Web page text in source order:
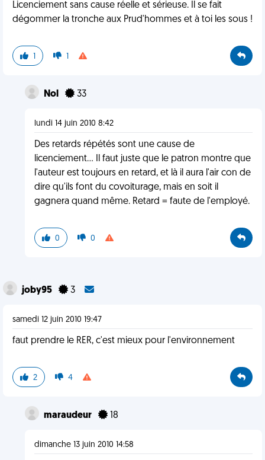
Licenciement sans cause réelle et sérieuse. Il se fait
dégommer la tronche aux Prud'hommes et à toi les sous !
1 1
Nol 33
lundi 14 juin 2010 8:42
Des retards répétés sont une cause de
licenciement... Il faut juste que le patron montre que
l'auteur est toujours en retard, et là il aura l'air con de
dire qu'ils font du covoiturage, mais en soit il
gagnera quand même. Retard = faute de l'employé.
0 0
joby95 3
samedi 12 juin 2010 19:47
faut prendre le RER, c'est mieux pour l'environnement
2 4
maraudeur 18
dimanche 13 juin 2010 14:58